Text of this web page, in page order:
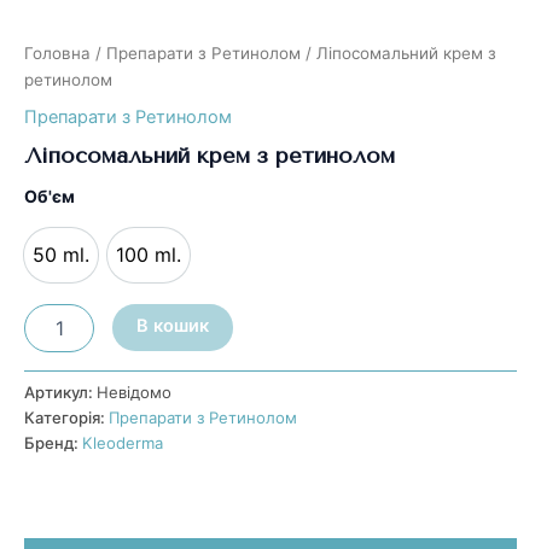
Головна / Препарати з Ретинолом / Ліпосомальний крем з
ретинолом
Препарати з Ретинолом
Ліпосомальний крем з ретинолом
Об'єм
50 ml. 100 ml.
Ліпосомальний
крем
ретинолом
кількість
В кошик
Артикул: Невідомо
Категорія: Препарати з Ретинолом
Бренд: Kleoderma